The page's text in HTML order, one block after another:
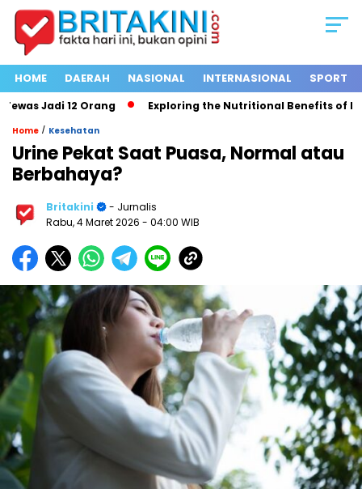
HOME DAERAH NASIONAL INTERNASIONAL SPORT
Jadi 12 Orang Exploring the Nutritional Benefits of
Home / Kesehatan
Urine Pekat Saat Puasa, Normal atau
Berbahaya?
Britakini
- Jurnalis
Rabu, 4 Maret 2026 - 04:00 WIB